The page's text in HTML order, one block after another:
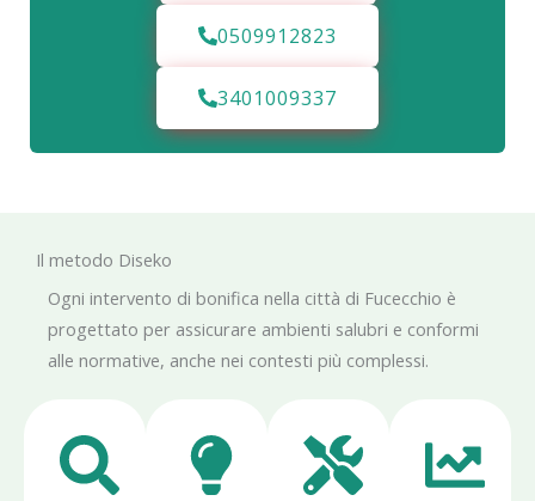
0509912823
3401009337
Il metodo Diseko
Ogni intervento di bonifica nella città di Fucecchio è
progettato per assicurare ambienti salubri e conformi
alle normative, anche nei contesti più complessi.